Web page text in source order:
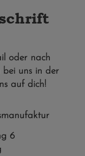
oder nach
bei uns in der
auf dich!
6